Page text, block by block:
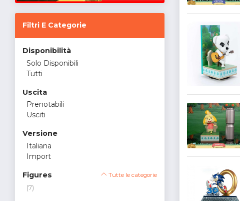
Filtri E Categorie
Disponibilità
Solo Disponibili
Tutti
Uscita
Prenotabili
Usciti
Versione
Italiana
Import
Figures Tutte le categorie
(7)